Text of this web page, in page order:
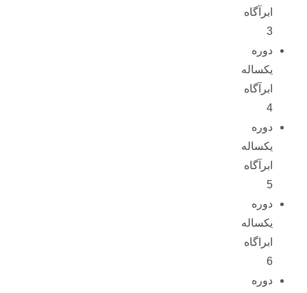
ابرآگاه
3
دوره
یکساله
ابرآگاه
4
دوره
یکساله
ابرآگاه
5
دوره
یکساله
ابراگاه
6
دوره